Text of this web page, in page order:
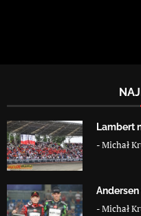
Lambert
-Michał
-Michał